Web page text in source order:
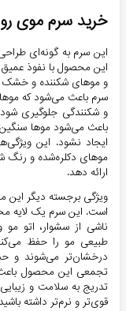
خرید سرم موی
این سرم به گونه‌ای
این محصول با نفوذ عمیق
و موهای شکننده و خشک
سرم باعث می‌شود که موها
و شکنندگی جلوگیری
باعث می‌شود موها
ایجاد نشود. این
موهای دکلره‌شده و رنگ
ارائه دهد.
ویژگی برجسته دیگر این
است. این سرم یک لایه
طبیعی مو را حفظ
درخشان‌تر می‌شوند و
تجمعی این محصول
تدریج به سلامت و
قوی‌تر و نرم‌تر داشته